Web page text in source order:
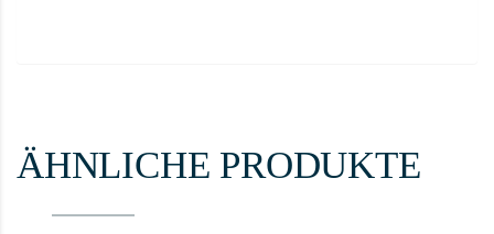
ÄHNLICHE PRODUKTE